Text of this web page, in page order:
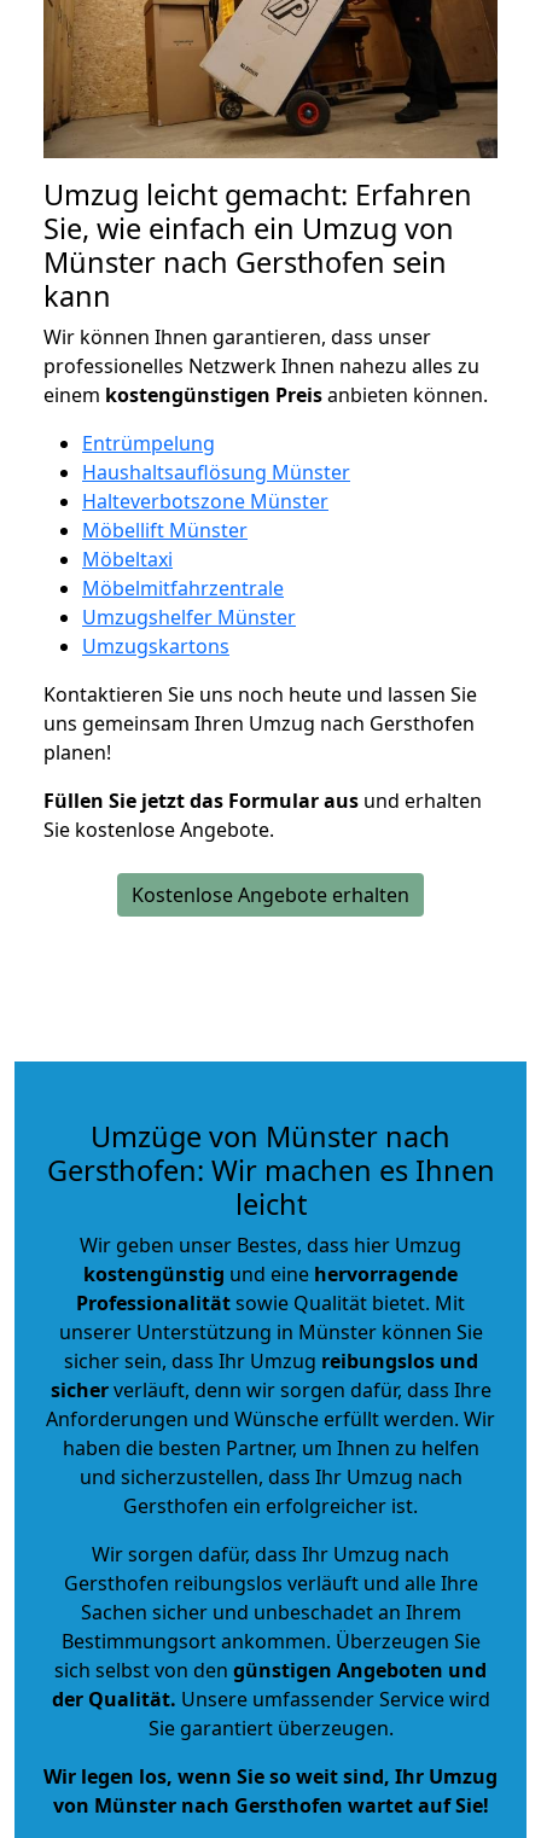
Umzug leicht gemacht: Erfahren
Sie, wie einfach ein Umzug von
Münster nach Gersthofen sein
kann
Wir können Ihnen garantieren, dass unser
professionelles Netzwerk Ihnen nahezu alles zu
einem kostengünstigen Preisanbieten können.
Entrümpelung
Haushaltsauflösung Münster
Halteverbotszone Münster
Möbellift Münster
Möbeltaxi
Möbelmitfahrzentrale
Umzugshelfer Münster
Umzugskartons
Kontaktieren Sie uns noch heute und lassen Sie
uns gemeinsam Ihren Umzug nach Gersthofen
planen!
Füllen Sie jetzt das Formular aus und erhalten
Sie kostenlose Angebote.
Kostenlose Angebote erhalten
Umzüge von Münster nach
Gersthofen: Wir machen es Ihnen
leicht
Wir geben unser Bestes, dass hier Umzug
kostengünstig und eine hervorragende
Professionalitätsowie Qualität bietet. Mit
unserer Unterstützung in Münster können Sie
sicher sein, dass Ihr Umzug reibungslos und
sicherverläuft, denn wir sorgen dafür, dass Ihre
Anforderungen und Wünsche erfüllt werden. Wir
haben die besten Partner, um Ihnen zu helfen
und sicherzustellen, dass Ihr Umzug nach
Gersthofen ein erfolgreicher ist.
Wir sorgen dafür, dass Ihr Umzug nach
Gersthofen reibungslos verläuft und alle Ihre
Sachen sicher und unbeschadet an Ihrem
Bestimmungsort ankommen. Überzeugen Sie
sich selbst von den günstigen Angeboten und
der Qualität. Unsere umfassender Service wird
Sie garantiert überzeugen.
Wir legen los, wenn Sie so weit sind, Ihr Umzug
von Münster nach Gersthofen wartet auf Sie!